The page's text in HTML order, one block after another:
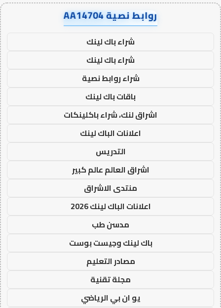
روابط نصية AA14704
شراء باك لينك
شراء باك لينك
شراء روابط نصية
باقات باك لينك
اشراق لنك، شراء باكلينكات
اعلانات الباك لينك
التدريس
اشراق العالم عالم كبير
منتدى الاشراق
اعلانات الباك لينك 2026
مدسن طب
باك لينك وجيست بوست
مصادر التعليم
مجلة تقنية
يو ان بي الرياضي